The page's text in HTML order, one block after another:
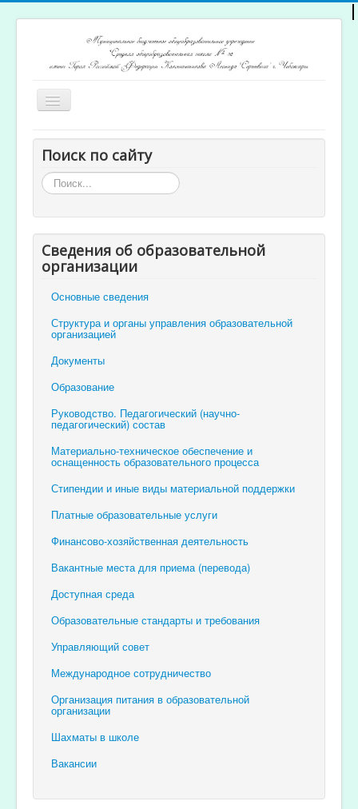
Включить/
выключить
Главная
Открытость и доступность образования
Ученикам и родителям
Учителям
Электронный журнал
Поиск по сайту
Искать...
Сведения об образовательной
организации
Основные сведения
Структура и органы управления образовательной
организацией
Документы
Образование
Руководство. Педагогический (научно-
педагогический) состав
Материально-техническое обеспечение и
оснащенность образовательного процесса
Стипендии и иные виды материальной поддержки
Платные образовательные услуги
Финансово-хозяйственная деятельность
Вакантные места для приема (перевода)
Доступная среда
Образовательные стандарты и требования
Управляющий совет
Международное сотрудничество
Организация питания в образовательной
организации
Шахматы в школе
Вакансии